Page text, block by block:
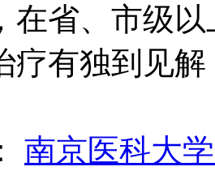
在省、市级
疗有独到见
南京医科大